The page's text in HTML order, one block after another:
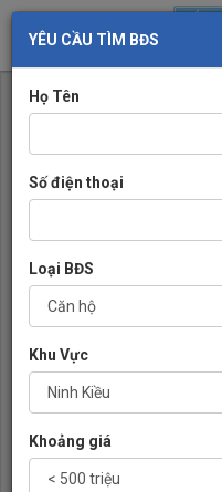
YÊU CẦU TÌM BĐS
Họ Tên
Số điện thoại
Loại BĐS
Khu Vực
Khoảng giá